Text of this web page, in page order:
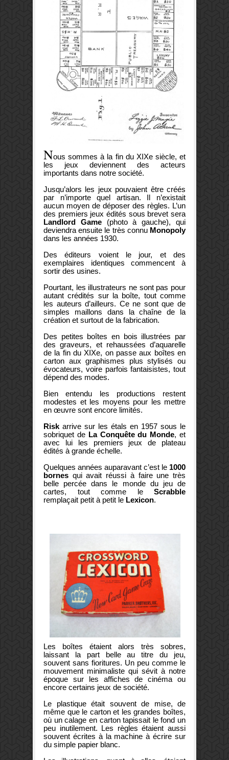
Nous sommes à la fin du XIXe siècle, et
les jeux deviennent des acteurs
importants dans notre société.
Jusqu’alors les jeux pouvaient être créés
par n’importe quel artisan. Il n’existait
aucun moyen de déposer des règles. L’un
des premiers jeux édités sous brevet sera
Landlord Game(photo à gauche), qui
deviendra ensuite le très connu Monopoly
dans les années 1930.
Des éditeurs voient le jour, et des
exemplaires identiques commencent à
sortir des usines.
Pourtant, les illustrateurs ne sont pas pour
autant crédités sur la boîte, tout comme
les auteurs d’ailleurs. Ce ne sont que de
simples maillons dans la chaîne de la
création et surtout de la fabrication.
Des petites boîtes en bois illustrées par
des graveurs, et rehaussées d’aquarelle
de la fin du XIXe, on passe aux boîtes en
carton aux graphismes plus stylisés ou
évocateurs, voire parfois fantaisistes, tout
dépend des modes.
Bien entendu les productions restent
modestes et les moyens pour les mettre
en œuvre sont encore limités.
Risk arrive sur les étals en 1957 sous le
sobriquet de La Conquête du Monde, et
avec lui les premiers jeux de plateau
édités à grande échelle.
Quelques années auparavant c’est le 1000
bornes qui avait réussi à faire une très
belle percée dans le monde du jeu de
cartes, tout comme le Scrabble
remplaçait petit à petit le Lexicon.
Les boîtes étaient alors très sobres,
laissant la part belle au titre du jeu,
souvent sans fioritures. Un peu comme le
mouvement minimaliste qui sévit à notre
époque sur les affiches de cinéma ou
encore certains jeux de société.
Le plastique était souvent de mise, de
même que le carton et les grandes boîtes,
où un calage en carton tapissait le fond un
peu inutilement. Les règles étaient aussi
souvent écrites à la machine à écrire sur
du simple papier blanc.